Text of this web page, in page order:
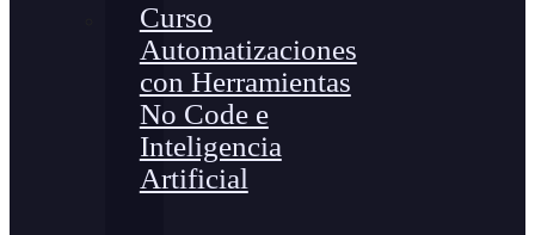
Curso
Automatizaciones
con Herramientas
No Code e
Inteligencia
Artificial